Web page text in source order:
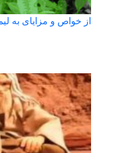
از خواص و مزایای به